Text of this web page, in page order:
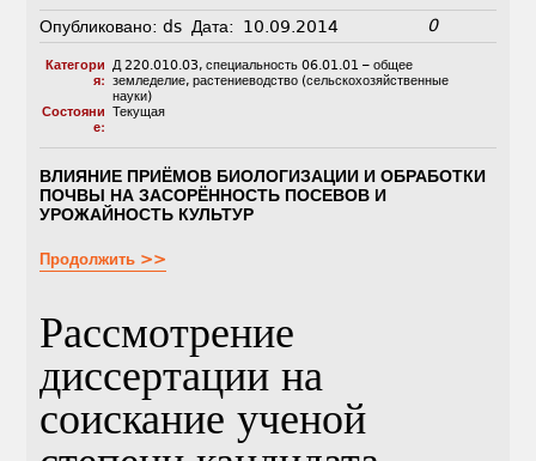
Опубликовано: ds Дата: 10.09.2014 0
Категори
я:
Д 220.010.03, специальность 06.01.01 – общее
земледелие, растениеводство (сельскохозяйственные
науки)
Состояни
е:
Текущая
ВЛИЯНИЕ ПРИЁМОВ БИОЛОГИЗАЦИИ И ОБРАБОТКИ
ПОЧВЫ НА ЗАСОРЁННОСТЬ ПОСЕВОВ И
УРОЖАЙНОСТЬ КУЛЬТУР
Продолжить >>
Рассмотрение
диссертации на
соискание ученой